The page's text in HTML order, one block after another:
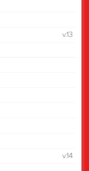
v.13
v.14